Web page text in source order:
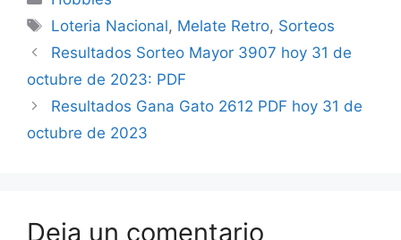
Etiquetas
Loteria Nacional, Melate Retro, Sorteos
Resultados Sorteo Mayor 3907 hoy 31 de
octubre de 2023: PDF
Resultados Gana Gato 2612 PDF hoy 31 de
octubre de 2023
Deja un comentario